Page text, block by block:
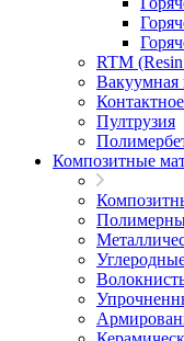
RTM
Вакуумная
Пултрузия
Композитные